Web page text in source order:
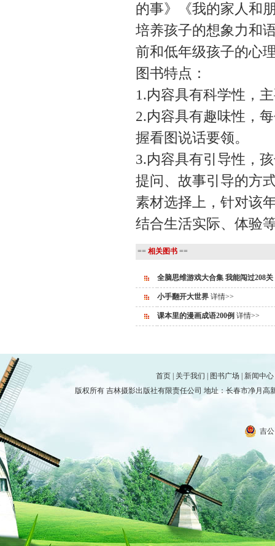
的事》《我的家人和
培养孩子的想象力和
前和低年级孩子的心
图书特点：
1.内容具有科学性，
2.内容具有趣味性，
握看图说话要领。
3.内容具有引导性，
提问、故事引导的方
素材选择上，针对该
结合生活实际、体验
== 相关图书 ==
全脑思维游戏大合集 我能闯过208关
小手翻开大世界 详情>>
课本里的漫画成语200例 详情>>
首页 关于我们 图书广场 新闻中心
版权所有 吉林摄影出版社有限责任公司 地址：长春市净月高
吉公